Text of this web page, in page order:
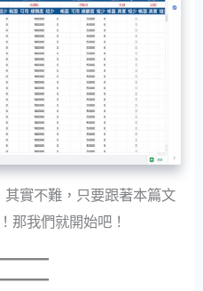
實不難，只要跟著本篇文
那我們就開始吧！